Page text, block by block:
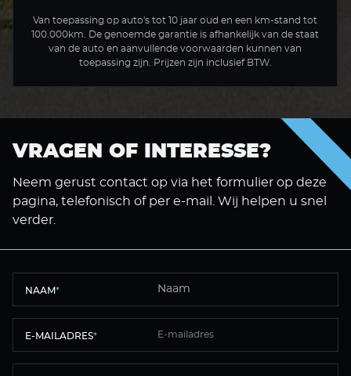
Van toepassing op auto's tot 10 jaar oud en een km-stand tot
100.000km. De genoemde garantie is afhankelijk van de staat
van de auto en aanvullende voorwaarden kunnen van
toepassing zijn. Prijzen zijn inclusief BTW.
VRAGEN OF INTERESSE?
Neem gerust contact op via het formulier op deze
pagina, telefonisch of per e-mail. Wij helpen u snel
verder.
NAAM*
E-MAILADRES*